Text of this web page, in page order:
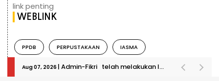
link penting
WEBLINK
PPDB PERPUSTAKAAN IASMA
Aug 07, 2026 | Admin-Fikri telah melakukan login